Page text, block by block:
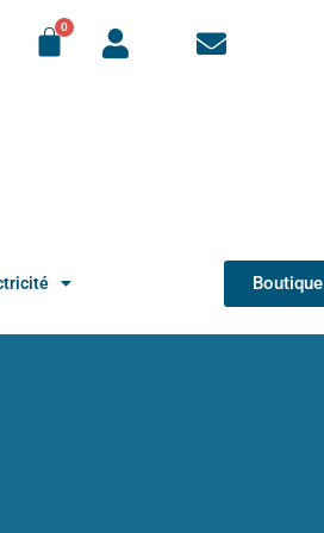
Boutique